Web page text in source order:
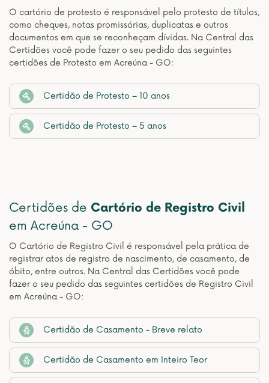
O cartório de protesto é responsável pelo protesto de títulos,
como cheques, notas promissórias, duplicatas e outros
documentos em que se reconheçam dívidas. Na Central das
Certidões você pode fazer o seu pedido das seguintes
certidões de Protesto em Acreúna - GO:
Certidão de Protesto – 10 anos
Certidão de Protesto – 5 anos
Certidões de Cartório de Registro Civil
em Acreúna - GO
O Cartório de Registro Civil é responsável pela prática de
registrar atos de registro de nascimento, de casamento, de
óbito, entre outros. Na Central das Certidões você pode
fazer o seu pedido das seguintes certidões de Registro Civil
em Acreúna - GO:
Certidão de Casamento - Breve relato
Certidão de Casamento em Inteiro Teor